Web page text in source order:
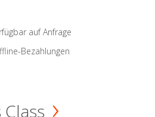
auf Anfrage
Bezahlungen